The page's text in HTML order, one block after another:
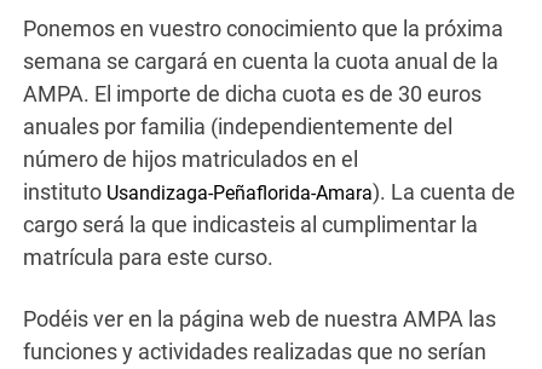
Ponemos en vuestro conocimiento que la próxima
semana se cargará en cuenta la cuota anual de la
AMPA. El importe de dicha cuota es de 30 euros
anuales por familia (independientemente del
número de hijos matriculados en el
instituto Usandizaga-Peñaflorida-Amara). La cuenta de
cargo será la que indicasteis al cumplimentar la
matrícula para este curso.
Podéis ver en la página web de nuestra AMPA las
funciones y actividades realizadas que no serían